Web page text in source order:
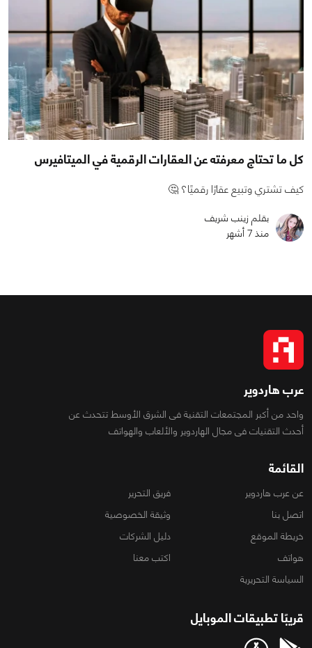
كل ما تحتاج معرفته عن العقارات الرقمية في الميتافيرس
كيف تشتري وتبيع عقارًا رقميًا؟ 🤔
بقلم زينب شريف
منذ 7 أشهر
عرب هاردوير
واحد من أكبر المجتمعات التقنية فى الشرق الأوسط تتحدث عن
أحدث التقنيات فى مجال الهاردوير والألعاب والهواتف
القائمة
عن عرب هاردوير
فريق التحرير
اتصل بنا
وثيقة الخصوصية
خريطة الموقع
دليل الشركات
هواتف
اكتب معنا
السياسة التحريرية
قريبًا تطبيقات الموبايل